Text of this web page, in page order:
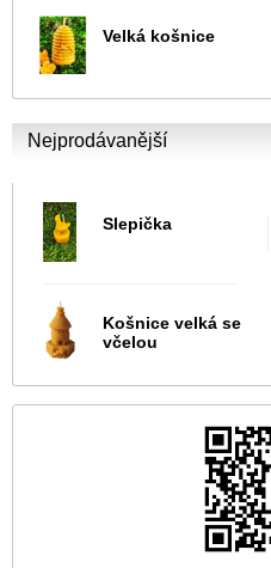
Velká košnice
Nejprodávanější
Slepička
Košnice velká se
včelou